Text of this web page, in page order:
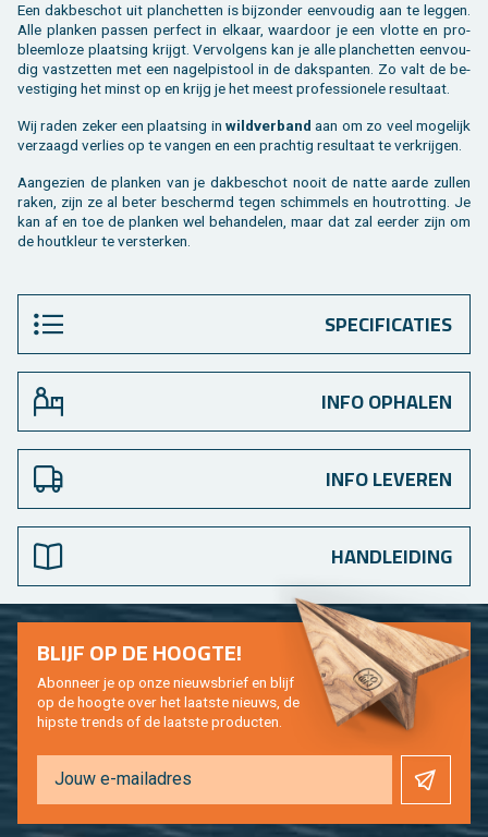
Een dak­be­schot uit plan­chet­ten is bij­zon­der een­vou­dig aan te leg­gen.
Alle plan­ken pas­sen per­fect in el­kaar, waar­door je een vlot­te en pro­
bleem­lo­ze plaat­sing krijgt. Ver­vol­gens kan je alle plan­chet­ten een­vou­
dig vast­zet­ten met een na­gel­pi­stool in de dakspan­ten. Zo valt de be­
ves­ti­ging het minst op en krijg je het meest pro­fes­si­o­ne­le re­sul­taat.
Wij raden zeker een plaat­sing in wild­ver­band aan om zo veel mo­ge­lijk
ver­zaagd ver­lies op te van­gen en een prach­tig re­sul­taat te ver­krij­gen.
Aan­ge­zien de plan­ken van je dak­be­schot nooit de natte aarde zul­len
raken, zijn ze al beter be­schermd tegen schim­mels en hout­rot­ting. Je
kan af en toe de plan­ken wel be­han­de­len, maar dat zal eer­der zijn om
de hout­kleur te ver­ster­ken.
SPECIFICATIES
INFO OPHALEN
INFO LEVEREN
HANDLEIDING
BLIJF OP DE HOOG­TE!
Abon­neer je op onze nieuws­brief en blijf
op de hoog­te over het laat­ste nieuws, de
hip­s­te trends of de laat­ste pro­duc­ten.